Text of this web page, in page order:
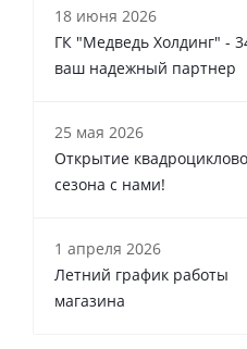
18 июня 2026
ГК "Медведь Холдинг" -
ваш надежный партнер
25 мая 2026
Открытие
сезона с нами!
1 апреля 2026
Летний график работы
магазина